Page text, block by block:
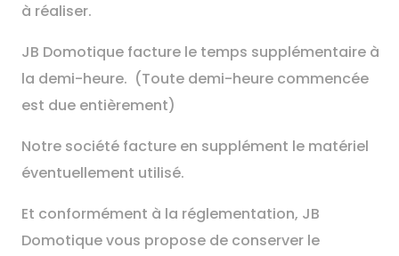
à réaliser.
JB Domotique facture le temps supplémentaire à
la demi-heure. (Toute demi-heure commencée
est due entièrement)
Notre société facture en supplément le matériel
éventuellement utilisé.
Et conformément à la réglementation, JB
Domotique vous propose de conserver le